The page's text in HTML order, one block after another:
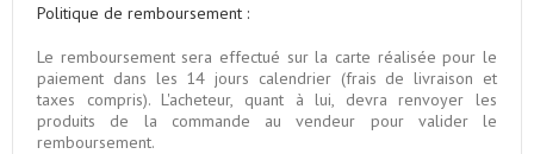
Politique de remboursement :
Le remboursement sera effectué sur la carte réalisée pour le
paiement dans les 14 jours calendrier (frais de livraison et
taxes compris). L'acheteur, quant à lui, devra renvoyer les
produits de la commande au vendeur pour valider le
remboursement.